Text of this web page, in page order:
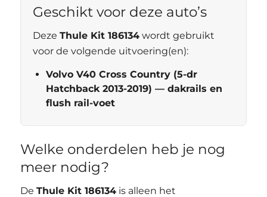
Geschikt voor deze auto’s
DezeThule Kit 186134 wordt gebruikt
voor de volgende uitvoering(en):
Volvo V40 Cross Country (5-dr
Hatchback 2013-2019) — dakrails en
flush rail-voet
Welke onderdelen heb je nog
meer nodig?
DeThule Kit 186134 is alleen het